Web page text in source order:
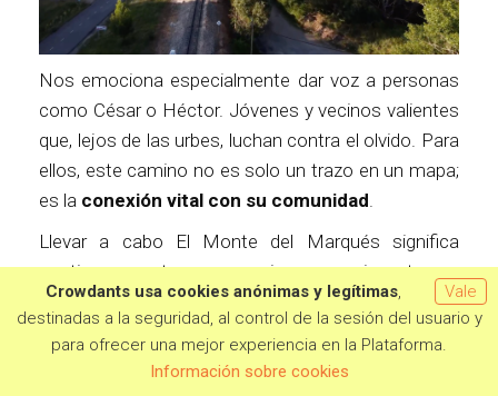
Quiero aportar
Nos emociona especialmente dar voz a personas
como César o Héctor. Jóvenes y vecinos valientes
que, lejos de las urbes, luchan contra el olvido. Para
ellos, este camino no es solo un trazo en un mapa;
es la conexión vital con su comunidad.
Llevar a cabo El Monte del Marqués significa
continuar nuestro compromiso como cineastas en
dar a conocer la problemática rural, como en una
"hacendera". Al igual que en nuestros proyectos
anteriores, nuestra mayor ilusión es q
Vale
Crowdants usa cookies anónimas y legítimas,
destinadas a la seguridad, al control de la sesión del usuario y
para ofrecer una mejor experiencia en la Plataforma.
Información sobre cookies